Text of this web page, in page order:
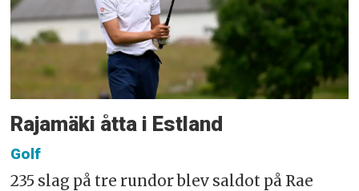
Rajamäki åtta i Estland
Golf
235 slag på tre rundor blev saldot på Rae